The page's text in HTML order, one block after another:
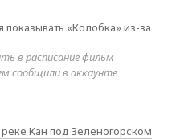
показывать «Колобка» из-за
в расписание фильм
сообщили в аккаунте
Кан под Зеленогорском